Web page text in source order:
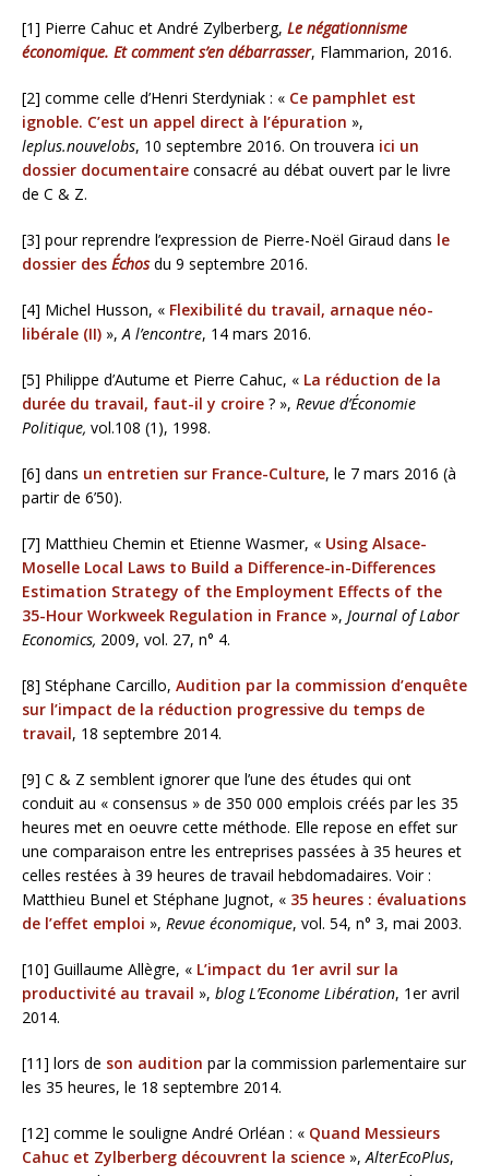
[1] Pierre Cahuc et André Zylberberg, Le négationnisme
économique. Et comment s’en débarrasser, Flammarion, 2016.
[2] comme celle d’Henri Sterdyniak : « Ce pamphlet est
ignoble. C’est un appel direct à l’épuration »,
leplus.nouvelobs, 10 septembre 2016. On trouvera ici un
dossier documentaire consacré au débat ouvert par le livre
de C & Z.
[3] pour reprendre l’expression de Pierre-Noël Giraud dans le
dossier des Échosdu 9 septembre 2016.
[4] Michel Husson, « Flexibilité du travail, arnaque néo-
libérale (II) »,A l’encontre, 14 mars 2016.
[5] Philippe d’Autume et Pierre Cahuc, « La réduction de la
durée du travail, faut-il y croire ? », Revue d’Économie
Politique, vol.108 (1), 1998.
[6] dans un entretien sur France-Culture, le 7 mars 2016 (à
partir de 6’50).
[7] Matthieu Chemin et Etienne Wasmer, « Using Alsace-
Moselle Local Laws to Build a Difference-in-Differences
Estimation Strategy of the Employment Effects of the
35-Hour Workweek Regulation in France », Journal of Labor
Economics, 2009, vol. 27, n° 4.
[8] Stéphane Carcillo, Audition par la commission d’enquête
sur l’impact de la réduction progressive du temps de
travail, 18 septembre 2014.
[9] C & Z semblent ignorer que l’une des études qui ont
conduit au « consensus » de 350 000 emplois créés par les 35
heures met en oeuvre cette méthode. Elle repose en effet sur
une comparaison entre les entreprises passées à 35 heures et
celles restées à 39 heures de travail hebdomadaires. Voir :
Matthieu Bunel et Stéphane Jugnot, « 35 heures : évaluations
de l’effet emploi », Revue économique, vol. 54, n° 3, mai 2003.
[10] Guillaume Allègre, « L’impact du 1er avril sur la
productivité au travail », blog L’Econome Libération, 1er avril
2014.
[11] lors de son audition par la commission parlementaire sur
les 35 heures, le 18 septembre 2014.
[12] comme le souligne André Orléan : « Quand Messieurs
Cahuc et Zylberberg découvrent la science »,AlterEcoPlus,